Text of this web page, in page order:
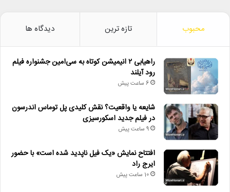
محبوب تازه ترین دیدگاه ها
راهیابی ۲ انیمیشن کوتاه به سی‌امین جشنواره فیلم
رود آیلند
6 ساعت پیش
شایعه یا واقعیت؟ نقش کلیدی پل توماس اندرسون
در فیلم جدید اسکورسیزی
9 ساعت پیش
افتتاح نمایش «یک فیل ناپدید شده است» با حضور
ایرج راد
10 ساعت پیش